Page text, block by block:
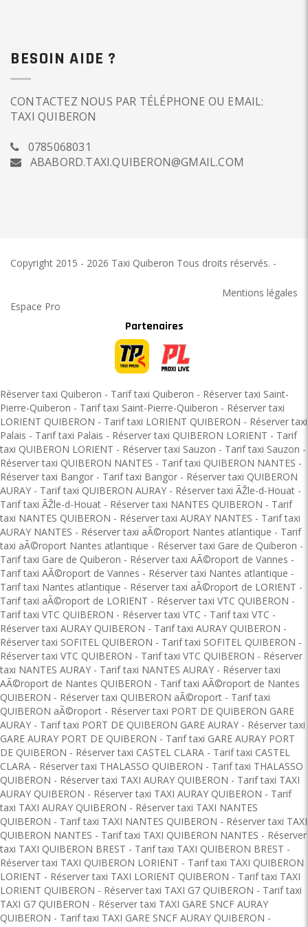
BESOIN AIDE ?
CONTACTEZ NOUS PAR TÉLÉPHONE OU EMAIL:
TAXI QUIBERON
0785068031
ABABORD.TAXI.QUIBERON@GMAIL.COM
Copyright 2015 - 2026 Taxi Quiberon Tous droits réservés. -
Mentions légales
Espace Pro
Partenaires
Réserver taxi Quiberon - Tarif taxi Quiberon - Réserver taxi Saint-
Pierre-Quiberon - Tarif taxi Saint-Pierre-Quiberon - Réserver taxi
LORIENT QUIBERON - Tarif taxi LORIENT QUIBERON - Réserver taxi
Palais - Tarif taxi Palais - Réserver taxi QUIBERON LORIENT - Tarif
taxi QUIBERON LORIENT - Réserver taxi Sauzon - Tarif taxi Sauzon -
Réserver taxi QUIBERON NANTES - Tarif taxi QUIBERON NANTES -
Réserver taxi Bangor - Tarif taxi Bangor - Réserver taxi QUIBERON
AURAY - Tarif taxi QUIBERON AURAY - Réserver taxi ÃŽle-d-Houat -
Tarif taxi ÃŽle-d-Houat - Réserver taxi NANTES QUIBERON - Tarif
taxi NANTES QUIBERON - Réserver taxi AURAY NANTES - Tarif taxi
AURAY NANTES - Réserver taxi aÃ©roport Nantes atlantique - Tarif
taxi aÃ©roport Nantes atlantique - Réserver taxi Gare de Quiberon -
Tarif taxi Gare de Quiberon - Réserver taxi AÃ©roport de Vannes -
Tarif taxi AÃ©roport de Vannes - Réserver taxi Nantes atlantique -
Tarif taxi Nantes atlantique - Réserver taxi aÃ©roport de LORIENT -
Tarif taxi aÃ©roport de LORIENT - Réserver taxi VTC QUIBERON -
Tarif taxi VTC QUIBERON - Réserver taxi VTC - Tarif taxi VTC -
Réserver taxi AURAY QUIBERON - Tarif taxi AURAY QUIBERON -
Réserver taxi SOFITEL QUIBERON - Tarif taxi SOFITEL QUIBERON -
Réserver taxi VTC QUIBERON - Tarif taxi VTC QUIBERON - Réserver
taxi NANTES AURAY - Tarif taxi NANTES AURAY - Réserver taxi
AÃ©roport de Nantes QUIBERON - Tarif taxi AÃ©roport de Nantes
QUIBERON - Réserver taxi QUIBERON aÃ©roport - Tarif taxi
QUIBERON aÃ©roport - Réserver taxi PORT DE QUIBERON GARE
AURAY - Tarif taxi PORT DE QUIBERON GARE AURAY - Réserver taxi
GARE AURAY PORT DE QUIBERON - Tarif taxi GARE AURAY PORT
DE QUIBERON - Réserver taxi CASTEL CLARA - Tarif taxi CASTEL
CLARA - Réserver taxi THALASSO QUIBERON - Tarif taxi THALASSO
QUIBERON - Réserver taxi TAXI AURAY QUIBERON - Tarif taxi TAXI
AURAY QUIBERON - Réserver taxi TAXI AURAY QUIBERON - Tarif
taxi TAXI AURAY QUIBERON - Réserver taxi TAXI NANTES
QUIBERON - Tarif taxi TAXI NANTES QUIBERON - Réserver taxi TAXI
QUIBERON NANTES - Tarif taxi TAXI QUIBERON NANTES - Réserver
taxi TAXI QUIBERON BREST - Tarif taxi TAXI QUIBERON BREST -
Réserver taxi TAXI QUIBERON LORIENT - Tarif taxi TAXI QUIBERON
LORIENT - Réserver taxi TAXI LORIENT QUIBERON - Tarif taxi TAXI
LORIENT QUIBERON - Réserver taxi TAXI G7 QUIBERON - Tarif taxi
TAXI G7 QUIBERON - Réserver taxi TAXI GARE SNCF AURAY
QUIBERON - Tarif taxi TAXI GARE SNCF AURAY QUIBERON -